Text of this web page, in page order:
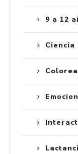
9 a 12
Ciencia